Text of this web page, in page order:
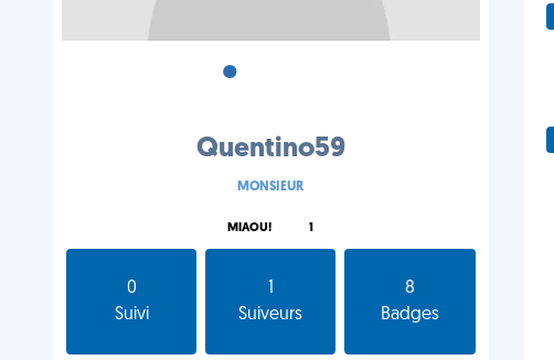
•
Quentino59
MONSIEUR
MIAOU! 1
0
Suivi
Suiveurs
8
Badges